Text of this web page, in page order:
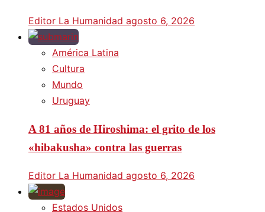
Editor La Humanidad agosto 6, 2026
América Latina
Cultura
Mundo
Uruguay
A 81 años de Hiroshima: el grito de los
«hibakusha» contra las guerras
Editor La Humanidad agosto 6, 2026
Estados Unidos